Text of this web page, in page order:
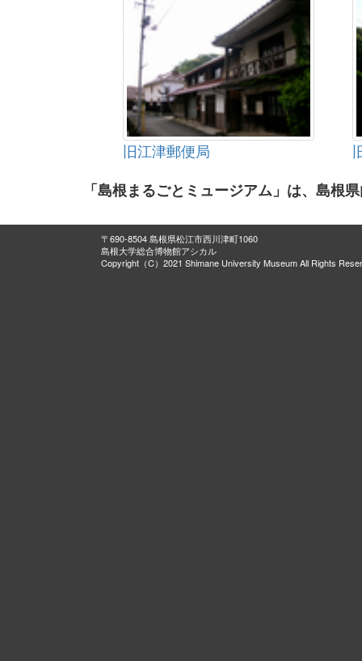
旧江津郵便局
「島根まるごとミュージアム」は、島根
〒690-8504 島根県松江市西川津町1060
島根大学総合博物館アシカル
Copyright（C）2021 Shimane University Museum All Rights